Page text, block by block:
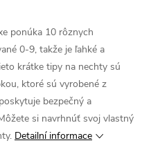
ponúka 10 rôznych
0-9, takže je ľahké a
krátke tipy na nechty sú
ktoré sú vyrobené z
bezpečný a
si navrhnúť svoj vlastný
Detailní informace